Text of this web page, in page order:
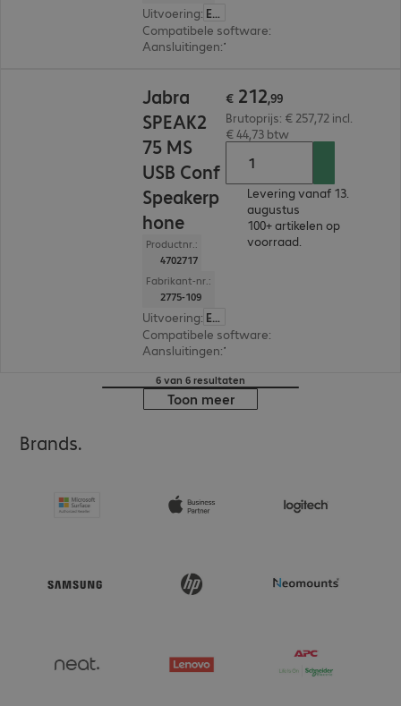
Uitvoering: Europa
Compatibele software:
Aansluitingen:
Jabra
SPEAK2
75 MS
USB Conf
Speakerp
hone
Productnr.:
4702717
Fabrikant-nr.:
2775-109
Uitvoering: Europa
Compatibele software:
Aansluitingen:
€ 212,99
Brutoprijs: € 257,72 incl.
€ 44,73 btw
Levering vanaf 13.
augustus
100+ artikelen op
voorraad.
6 van 6 resultaten
Toon meer
Brands.